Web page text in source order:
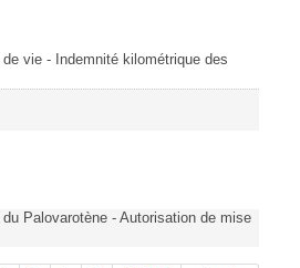
vie - Indemnité kilométrique des
Palovarotène - Autorisation de mise